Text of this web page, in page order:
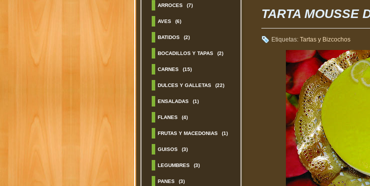
ARROCES (7)
AVES (6)
BATIDOS (2)
BOCADILLOS Y TAPAS (2)
CARNES (15)
DULCES Y GALLETAS (22)
ENSALADAS (1)
FLANES (4)
FRUTAS Y MACEDONIAS (1)
GUISOS (3)
LEGUMBRES (3)
PANES (3)
TARTA MOUSSE
Etiquetas: Tartas y Bizcochos